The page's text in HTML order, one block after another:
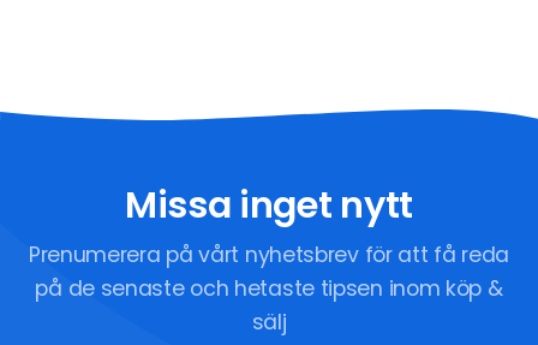
Missa inget nytt
Prenumerera på vårt nyhetsbrev för att få reda
på de senaste och hetaste tipsen inom köp &
sälj